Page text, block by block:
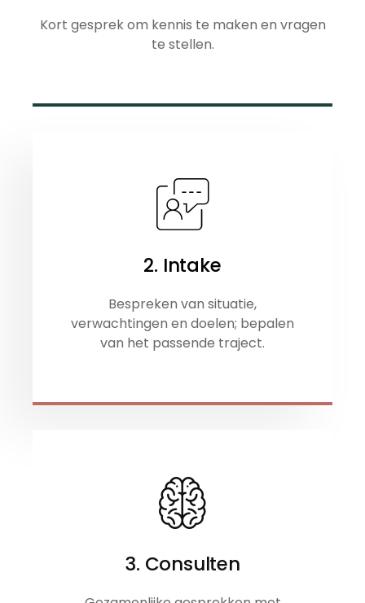
Kort gesprek om kennis te maken en vragen
te stellen.
2. Intake
Bespreken van situatie,
verwachtingen en doelen; bepalen
van het passende traject.
3. Consulten